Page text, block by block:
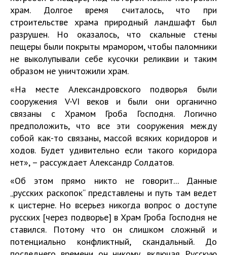
храм. Долгое время считалось, что при
строительстве храма природный ландшафт был
разрушен. Но оказалось, что скальные стены
пещеры были покрыты мрамором, чтобы паломники
не выколупывали себе кусочки реликвии и таким
образом не уничтожили храм.
«На месте Александровского подворья были
сооружения V-VI веков и были они органично
связаны с Храмом Гроба Господня. Логично
предположить, что все эти сооружения между
собой как-то связаны, массой всяких коридоров и
ходов. Будет удивительно если такого коридора
нет», – рассуждает Александр Солдатов.
«Об этом прямо никто не говорит... Данные
„русских раскопок“ представлены и путь там ведет
к цистерне. Но всерьез никогда вопрос о доступе
русских [через подворье] в Храм Гроба Господня не
ставился. Потому что он слишком сложный и
потенциально конфликтный, скандальный. До